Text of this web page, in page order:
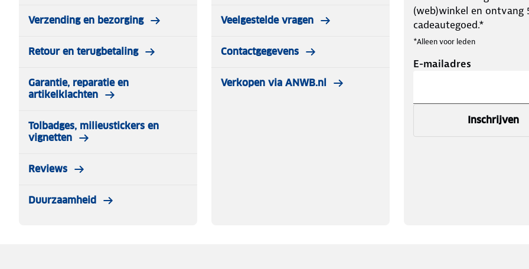
Verzending en bezorging
Retour en terugbetaling
Garantie, reparatie en
artikelklachten
Tolbadges, milieustickers en
vignetten
Reviews
Duurzaamheid
Veelgestelde vragen
Contactgegevens
Verkopen via ANWB.nl
(web)winkel en ontvang
cadeautegoed.*
*Alleen voor leden
E-mailadres
Inschrijven